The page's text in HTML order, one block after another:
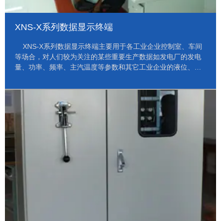
XNS-X系列数据显示终端
XNS-X系列数据显示终端主要用于各工业企业控制室、车间
等场合，对人们较为关注的某些重要生产数据如发电厂的发电
量、功率、频率、主汽温度等参数和其它工业企业的液位、流
进行动态显示，且具有报警节点输出控制功能。